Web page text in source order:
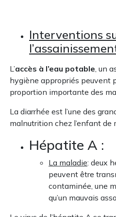
Interventions
L’accès à l’eau potable, un
hygiène appropriés peuvent
proportion importante des
La diarrhée est l’une des
malnutrition chez l’enfant de
Hépatite A :
La maladie: deux
peuvent être
contaminée, une
qu’un mauvais